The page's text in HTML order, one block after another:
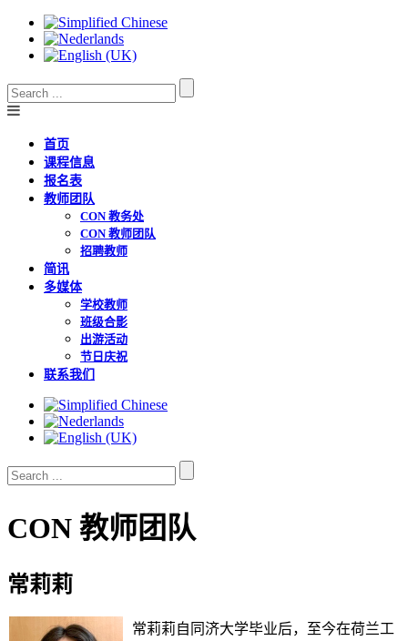
首页
课程信息
报名表
教师团队
CON 教务处
CON 教师团队
招聘教师
简讯
多媒体
学校教师
班级合影
出游活动
节日庆祝
联系我们
CON 教师团队
常莉莉
常莉莉自同济大学毕业后，至今在荷兰工